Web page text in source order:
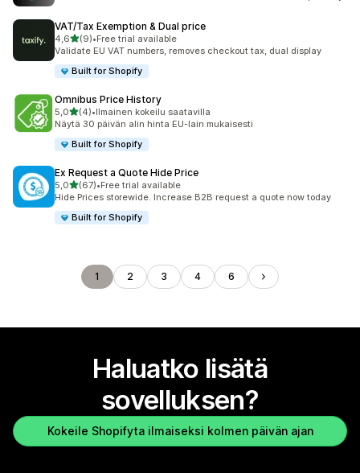
VAT/Tax Exemption & Dual price
4,6/ 5 tähteä
(9)
9 arvostelua yhteensä
•Free trial available
Validate EU VAT numbers, removes checkout tax, dual display
Built for Shopify
Omnibus Price History
5,0/ 5 tähteä
(4)
4 arvostelua yhteensä
•Ilmainen kokeilu saatavilla
Näytä 30 päivän alin hinta EU-lain mukaisesti
Built for Shopify
Ex Request a Quote Hide Price
5,0/ 5 tähteä
(67)
67 arvostelua yhteensä
•Free trial available
Hide Prices storewide. Increase B2B request a quote now today
Built for Shopify
1 2 3 4 6
Haluatko lisätä
sovelluksen?
Kokeile Shopifyta ilmaiseksi kolmen päivän ajan